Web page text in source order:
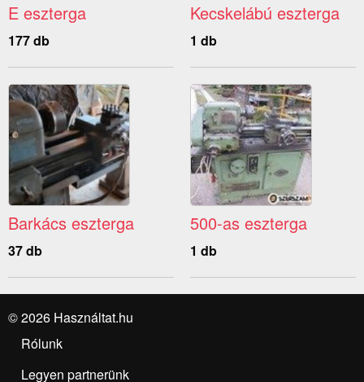
E eszterga
177 db
Kecskelábú eszterga
1 db
Barkács eszterga
37 db
500-as eszterga
1 db
© 2026 Használtat.hu
Rólunk
Legyen partnerünk